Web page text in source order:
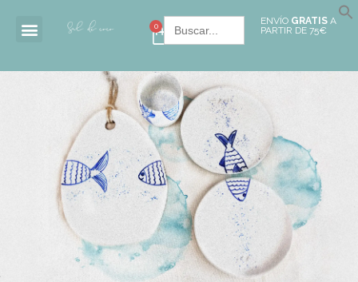
0 Buscar: ENVÍO GRATIS A
PARTIR DE 75€